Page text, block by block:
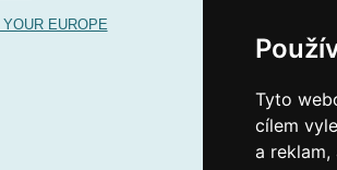
Tyto
cílem
a
YOUR EUROPE